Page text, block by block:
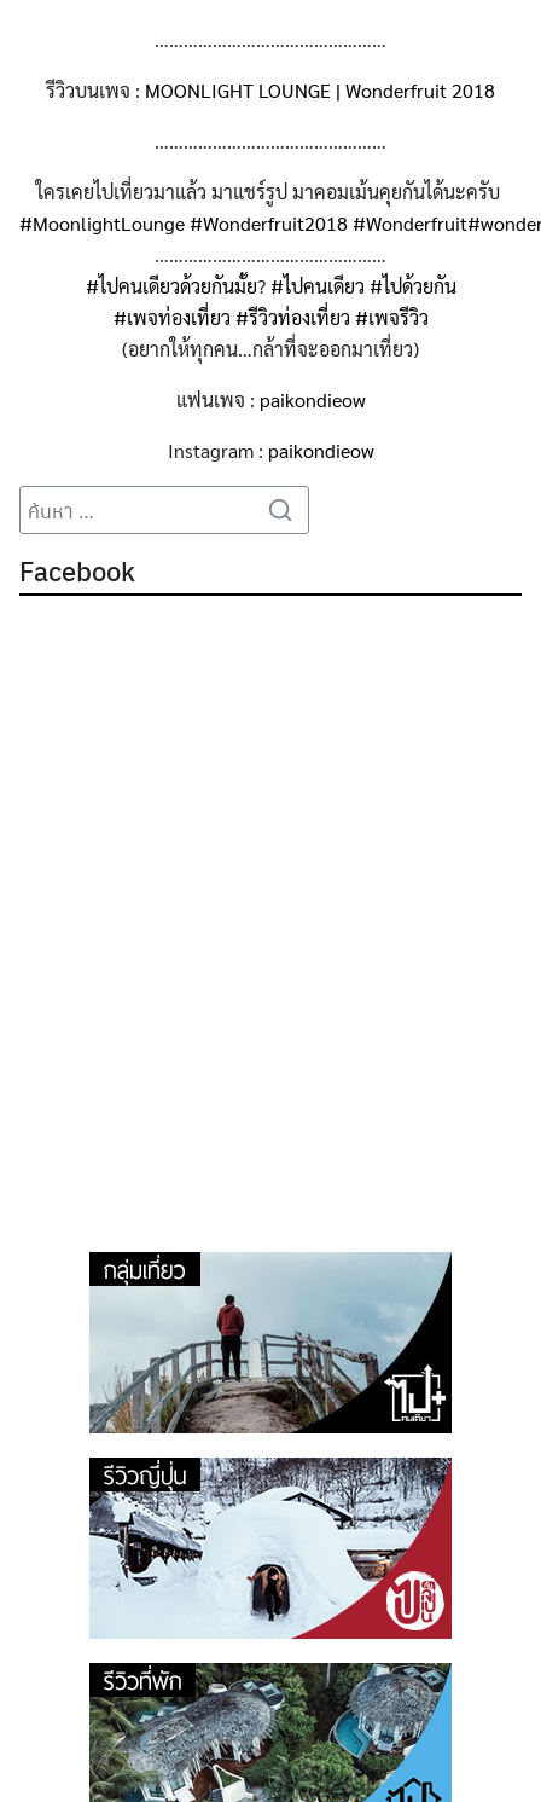
…………………………………………
รีวิวบนเพจ : MOONLIGHT LOUNGE | Wonderfruit 2018
…………………………………………
ใครเคยไปเที่ยวมาแล้ว มาแชร์รูป มาคอมเม้นคุยกันได้นะครับ
#MoonlightLounge#Wonderfruit2018#Wonderfruit#
…………………………………………
#ไปคนเดียวด้วยกันมั้ย?#ไปคนเดียว #ไปด้วยกัน
#เพจท่องเที่ยว #รีวิวท่องเที่ยว #เพจรีวิว
(อยากให้ทุกคน…กล้าที่จะออกมาเที่ยว)
แฟนเพจ : paikondieow
Instagram : paikondieow
Search
for:
Search
Facebook